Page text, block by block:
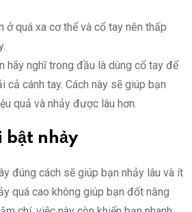
ở quá xa cơ thể và cổ tay nên thấp
hãy nghĩ trong đầu là dùng cổ tay để
cả cánh tay. Cách này sẽ giúp bạn
quả và nhảy được lâu hơn.
bật nhảy
đúng cách sẽ giúp bạn nhảy lâu và ít
quá cao không giúp bạn đốt năng